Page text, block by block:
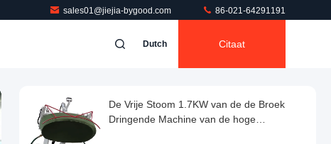
sales01@jiejia-bygood.com 86-021-64291191
Dutch Citaat
De Vrije Stoom 1.7KW van de de Broek
Dringende Machine van de hoge